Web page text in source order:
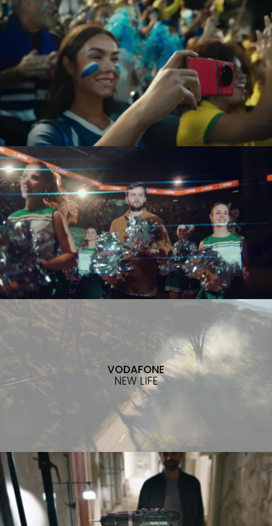
VODAFONE
NEW LIFE